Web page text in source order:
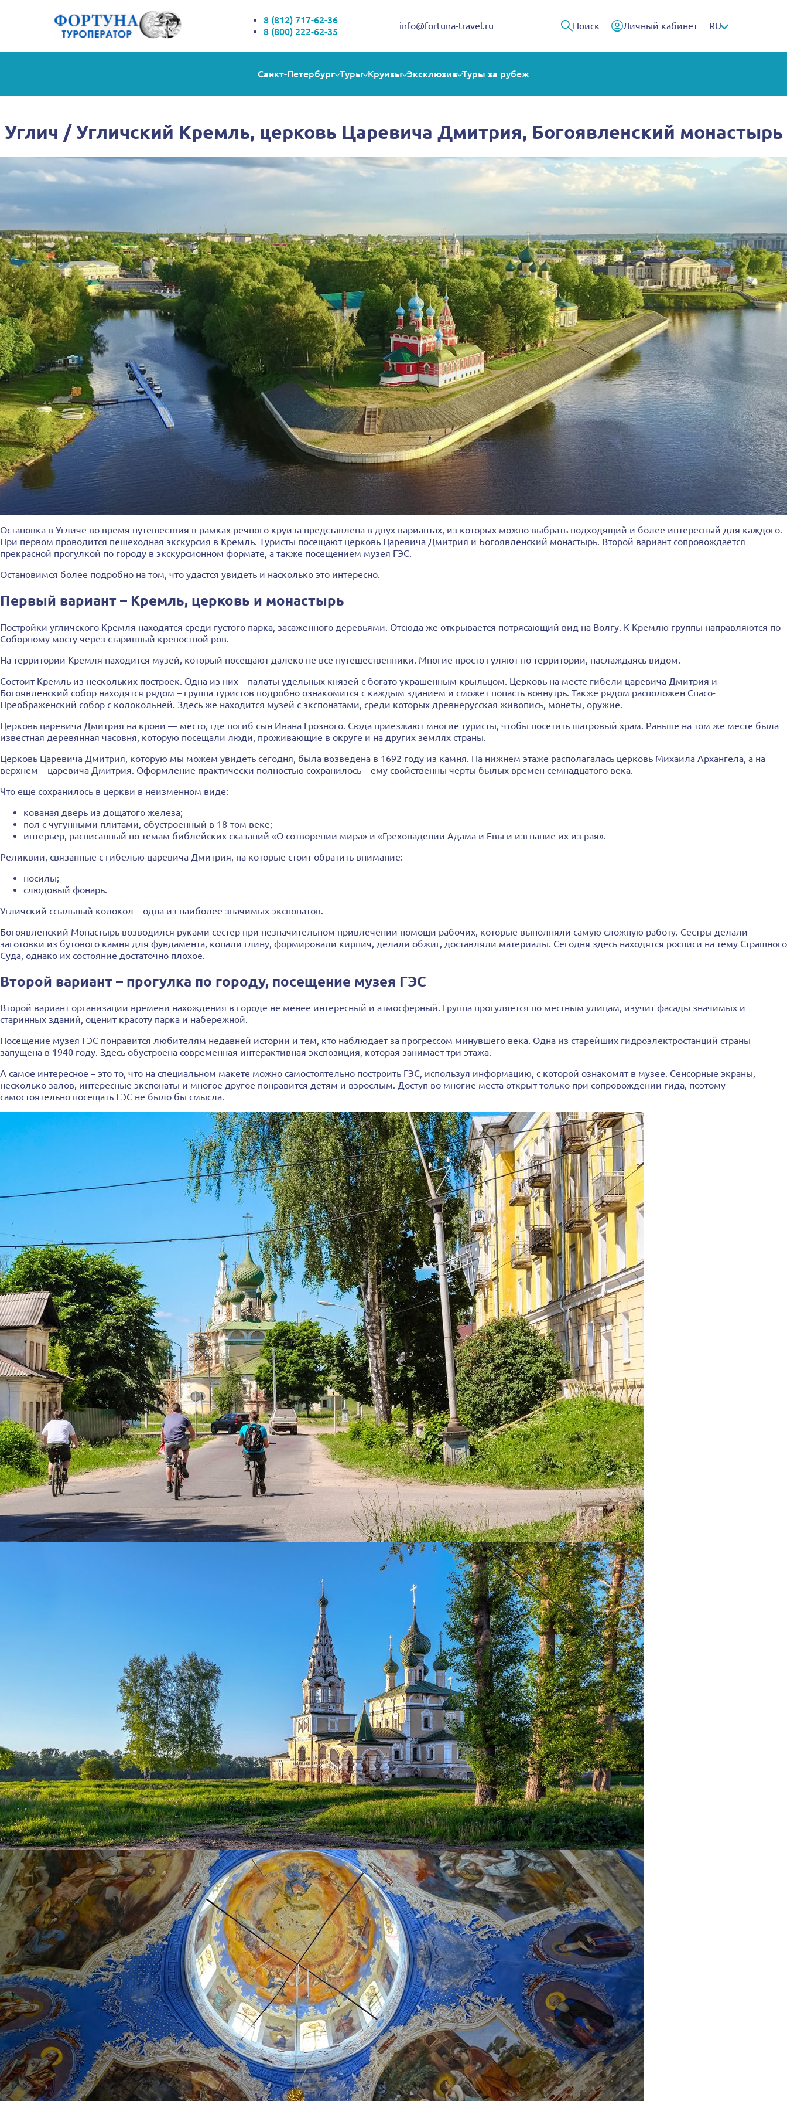
Выбираете себе увлекательную поездку? Могу помочь!
8 (812) 717-62-36
8 (800) 222-62-35
info@fortuna-travel.ru Поиск Личный кабинет RU
Санкт-Петербург Туры Круизы Эксклюзив Туры за рубеж
Углич / Угличский Кремль, церковь Царевича Дмитрия, Богоявленский монастырь
Остановка в Угличе во время путешествия в рамках речного круиза представлена в двух вариантах, из которых можно выбрать подходящий и более интересный для каждого.
При первом проводится пешеходная экскурсия в Кремль. Туристы посещают церковь Царевича Дмитрия и Богоявленский монастырь. Второй вариант сопровождается
прекрасной прогулкой по городу в экскурсионном формате, а также посещением музея ГЭС.
Остановимся более подробно на том, что удастся увидеть и насколько это интересно.
Первый вариант – Кремль, церковь и монастырь
Постройки угличского Кремля находятся среди густого парка, засаженного деревьями. Отсюда же открывается потрясающий вид на Волгу. К Кремлю группы направляются по
Соборному мосту через старинный крепостной ров.
На территории Кремля находится музей, который посещают далеко не все путешественники. Многие просто гуляют по территории, наслаждаясь видом.
Состоит Кремль из нескольких построек. Одна из них – палаты удельных князей с богато украшенным крыльцом. Церковь на месте гибели царевича Дмитрия и
Богоявленский собор находятся рядом – группа туристов подробно ознакомится с каждым зданием и сможет попасть вовнутрь. Также рядом расположен Спасо-
Преображенский собор с колокольней. Здесь же находится музей с экспонатами, среди которых древнерусская живопись, монеты, оружие.
Церковь царевича Дмитрия на крови — место, где погиб сын Ивана Грозного. Сюда приезжают многие туристы, чтобы посетить шатровый храм. Раньше на том же месте была
известная деревянная часовня, которую посещали люди, проживающие в округе и на других землях страны.
Церковь Царевича Дмитрия, которую мы можем увидеть сегодня, была возведена в 1692 году из камня. На нижнем этаже располагалась церковь Михаила Архангела, а на
верхнем – царевича Дмитрия. Оформление практически полностью сохранилось – ему свойственны черты былых времен семнадцатого века.
Что еще сохранилось в церкви в неизменном виде:
кованая дверь из дощатого железа;
пол с чугунными плитами, обустроенный в 18-том веке;
интерьер, расписанный по темам библейских сказаний «О сотворении мира» и «Грехопадении Адама и Евы и изгнание их из рая».
Реликвии, связанные с гибелью царевича Дмитрия, на которые стоит обратить внимание:
носилы;
слюдовый фонарь.
Угличский ссыльный колокол – одна из наиболее значимых экспонатов.
Богоявленский Монастырь возводился руками сестер при незначительном привлечении помощи рабочих, которые выполняли самую сложную работу. Сестры делали
заготовки из бутового камня для фундамента, копали глину, формировали кирпич, делали обжиг, доставляли материалы. Сегодня здесь находятся росписи на тему Страшного
Суда, однако их состояние достаточно плохое.
Второй вариант – прогулка по городу, посещение музея ГЭС
Второй вариант организации времени нахождения в городе не менее интересный и атмосферный. Группа прогуляется по местным улицам, изучит фасады значимых и
старинных зданий, оценит красоту парка и набережной.
Посещение музея ГЭС понравится любителям недавней истории и тем, кто наблюдает за прогрессом минувшего века. Одна из старейших гидроэлектростанций страны
запущена в 1940 году. Здесь обустроена современная интерактивная экспозиция, которая занимает три этажа.
А самое интересное – это то, что на специальном макете можно самостоятельно построить ГЭС, используя информацию, с которой ознакомят в музее. Сенсорные экраны,
несколько залов, интересные экспонаты и многое другое понравится детям и взрослым. Доступ во многие места открыт только при сопровождении гида, поэтому
самостоятельно посещать ГЭС не было бы смысла.